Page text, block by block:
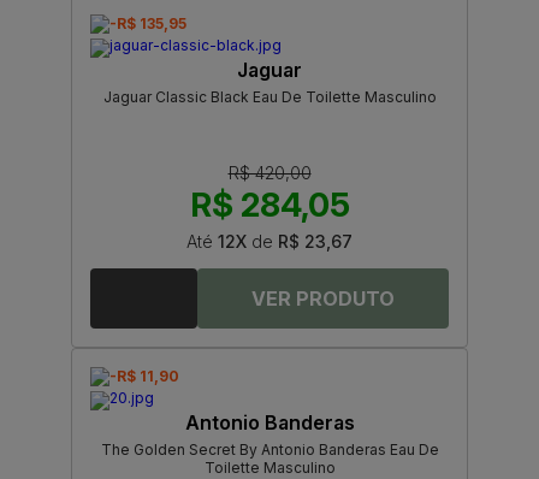
-R$ 135,95
Jaguar
Jaguar Classic Black Eau De Toilette Masculino
R$ 420,00
R$ 284,05
Até 12X de R$ 23,67
-R$ 11,90
Antonio Banderas
The Golden Secret By Antonio Banderas Eau De
Toilette Masculino